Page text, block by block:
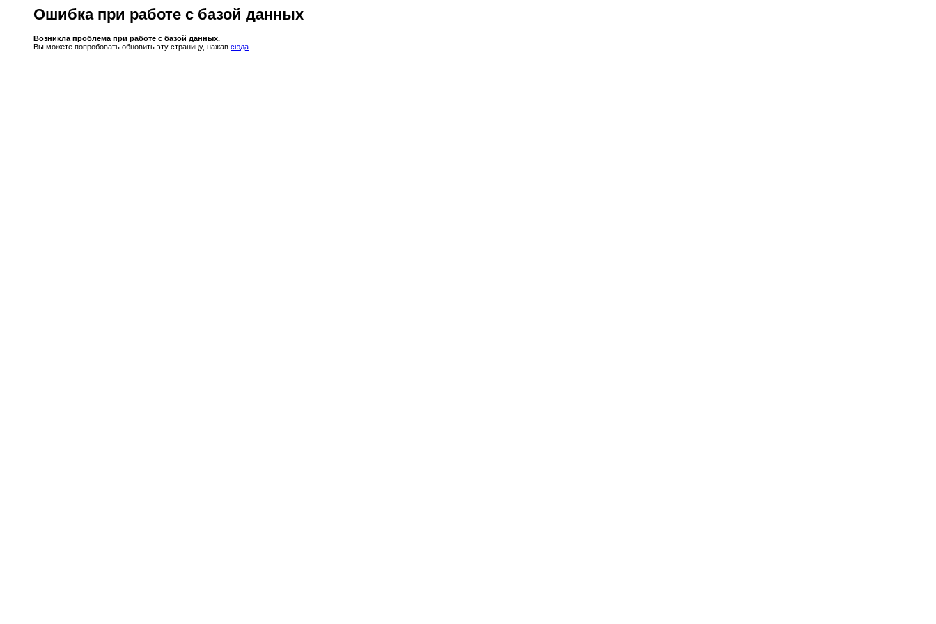
Ошибка при работе с базой данных
Возникла проблема при работе с базой данных.
Вы можете попробовать обновить эту страницу, нажав сюда